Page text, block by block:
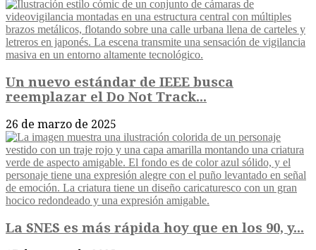
Un nuevo estándar de IEEE busca
reemplazar el Do Not Track...
26 de marzo de 2025
La SNES es más rápida hoy que en los 90, y...